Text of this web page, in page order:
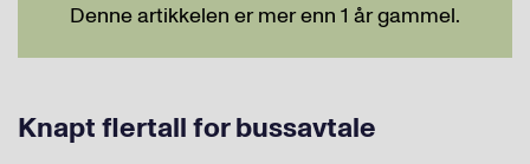
Denne artikkelen er mer enn 1 år gammel.
Knapt flertall for bussavtale